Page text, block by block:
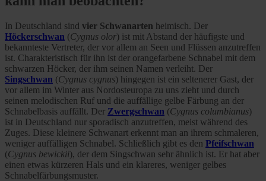
In Deutschland sind vier Schwanarten heimisch. Der
Höckerschwan (Cygnus olor) ist mit Abstand der häufigste und
bekannteste Vertreter, der vor allem an Seen und Flüssen anzutreffen
ist. Charakteristisch für ihn ist der orangefarbene Schnabel mit dem
schwarzen Höcker, der ihm seinen Namen verleiht. Der
Singschwan (Cygnus cygnus) hingegen ist ein seltenerer Gast, der
vor allem im Winter aus Nordosteuropa zu uns zieht und durch
seinen melodischen Ruf und die auffällige gelbe Färbung an der
Schnabelbasis auffällt. Der Zwergschwan (Cygnus columbianus)
ist in Deutschland nur sporadisch anzutreffen, meist während des
Zuges. Diese kleinere Schwanart erkennt man an ihrem schmaleren,
weniger auffälligen Schnabel. Schließlich gibt es den Pfeifschwan
(Cygnus bewickii), der dem Singschwan sehr ähnlich ist. Er hat aber
einen etwas kürzeren Hals und ein klareres, weniger gelbes
Schnabelfärbungsmuster.